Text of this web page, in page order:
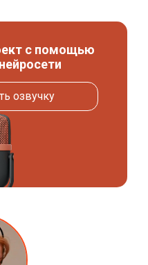
с помощью
озвучку